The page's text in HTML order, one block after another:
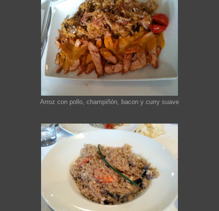
Arroz con pollo, champiñón, bacon y curry suave